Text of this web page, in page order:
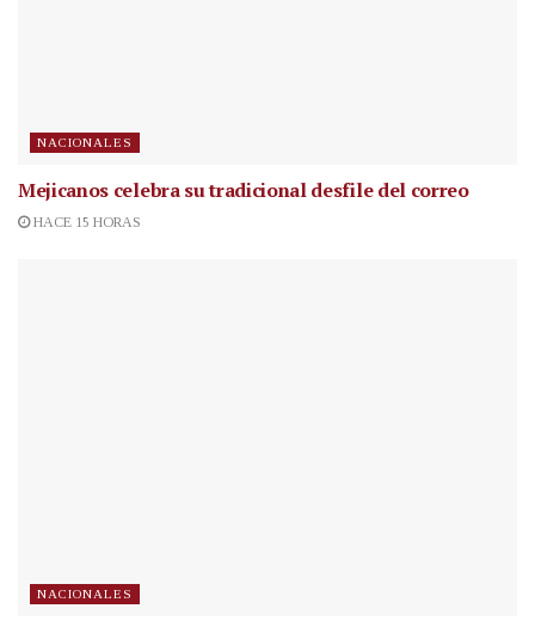
NACIONALES
Mejicanos celebra su tradicional desfile del correo
HACE 15 HORAS
NACIONALES